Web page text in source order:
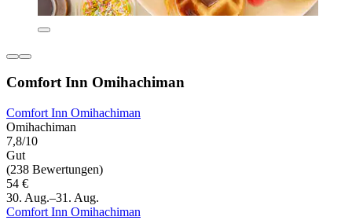
Comfort Inn Omihachiman
Comfort Inn Omihachiman
Omihachiman
7,8/10
Gut
(238 Bewertungen)
54 €
30. Aug.–31. Aug.
Comfort Inn Omihachiman